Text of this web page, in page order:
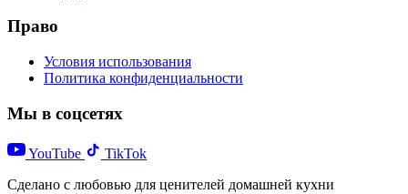
Право
Условия использования
Политика конфиденциальности
Мы в соцсетях
YouTube
TikTok
Сделано с любовью для ценителей домашней кухни